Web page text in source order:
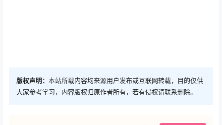
版权声明： 本站所载内容均来源用户发布或互联网转载，目的仅供
大家参考学习，内容版权归原作者所有，若有侵权请联系删除。